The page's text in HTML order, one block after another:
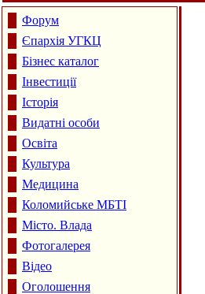
Форум
Єпархія УГКЦ
Бізнес каталог
Інвестиції
Історія
Видатні особи
Освіта
Культура
Медицина
Коломийське МБТІ
Місто. Влада
Фотогалерея
Відео
Оголошення